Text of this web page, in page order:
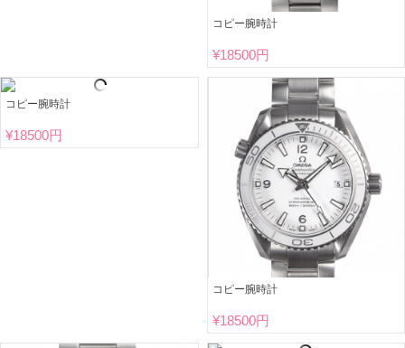
コピー腕時計
¥18500円
コピー腕時計
¥18500円
コピー腕時計
¥18500円